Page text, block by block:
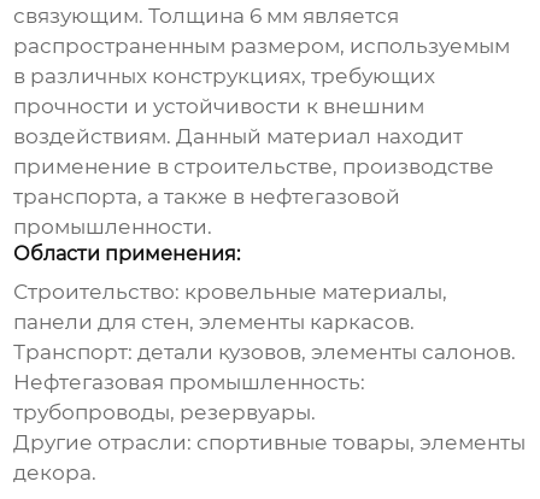
связующим. Толщина 6 мм является
распространенным размером, используемым
в различных конструкциях, требующих
прочности и устойчивости к внешним
воздействиям. Данный материал находит
применение в строительстве, производстве
транспорта, а также в нефтегазовой
промышленности.
Области применения:
Строительство: кровельные материалы,
панели для стен, элементы каркасов.
Транспорт: детали кузовов, элементы салонов.
Нефтегазовая промышленность:
трубопроводы, резервуары.
Другие отрасли: спортивные товары, элементы
декора.